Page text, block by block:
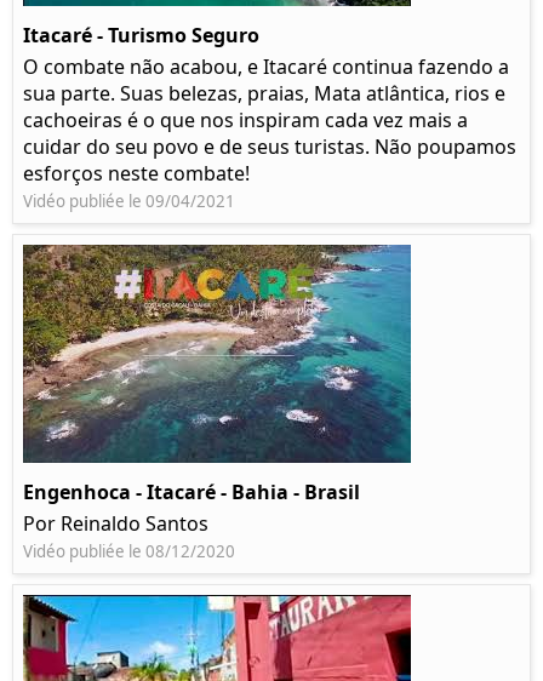
Itacaré - Turismo Seguro
O combate não acabou, e Itacaré continua fazendo a
sua parte. Suas belezas, praias, Mata atlântica, rios e
cachoeiras é o que nos inspiram cada vez mais a
cuidar do seu povo e de seus turistas. Não poupamos
esforços neste combate!
Vidéo publiée le 09/04/2021
Engenhoca - Itacaré - Bahia - Brasil
Por Reinaldo Santos
Vidéo publiée le 08/12/2020